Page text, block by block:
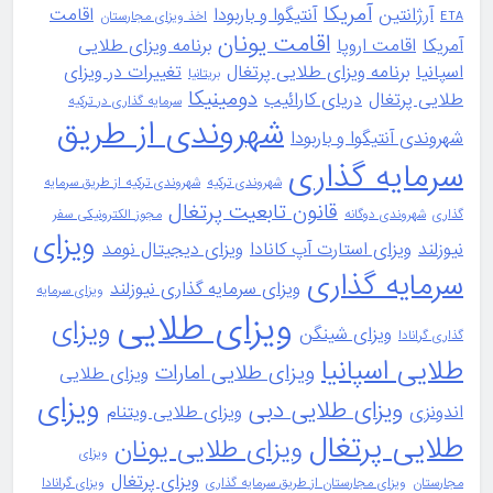
ETA آرژانتین آمریکا آنتیگوا و باربودا اخذ ویزای مجارستان اقامت
آمریکا اقامت اروپا اقامت یونان برنامه ویزای طلایی
اسپانیا برنامه ویزای طلایی پرتغال بریتانیا تغییرات در ویزای
طلایی پرتغال دریای کارائیب دومینیکا سرمایه گذاری در ترکیه
شهروندی آنتیگوا و باربودا شهروندی از طریق
سرمایه گذاری شهروندی ترکیه شهروندی ترکیه از طریق سرمایه
گذاری شهروندی دوگانه قانون تابعیت پرتغال مجوز الکترونیکی سفر
نیوزلند ویزای استارت آپ کانادا ویزای دیجیتال نومد ویزای
سرمایه گذاری ویزای سرمایه گذاری نیوزلند ویزای سرمایه
گذاری گرانادا ویزای شینگن ویزای طلایی ویزای
طلایی اسپانیا ویزای طلایی امارات ویزای طلایی
اندونزی ویزای طلایی دبی ویزای طلایی ویتنام ویزای
طلایی پرتغال ویزای طلایی یونان ویزای
مجارستان ویزای مجارستان از طریق سرمایه گذاری ویزای پرتغال ویزای گرانادا